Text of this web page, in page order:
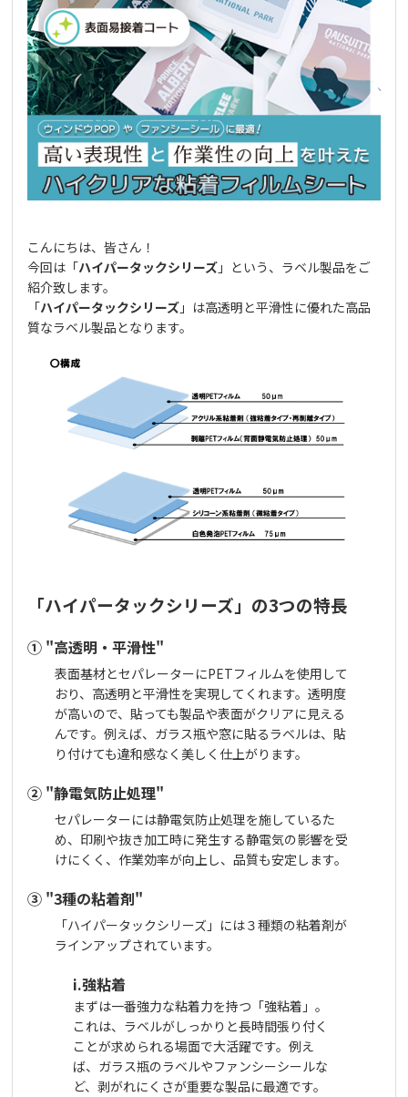
こんにちは、皆さん！
今回は「ハイパータックシリーズ 」という、ラベル製品をご
紹介致します。
「ハイパータックシリーズ 」は高透明と平滑性に優れた高品
質なラベル製品となります。
「ハイパータックシリーズ」の3つの特長
① "高透明・平滑性"
表面基材とセパレーターにPETフィルムを使用して
おり、高透明と平滑性を実現してくれます。透明度
が高いので、貼っても製品や表面がクリアに見える
んです。例えば、ガラス瓶や窓に貼るラベルは、貼
り付けても違和感なく美しく仕上がります。
② "静電気防止処理"
セパレーターには静電気防止処理を施しているた
め、印刷や抜き加工時に発生する静電気の影響を受
けにくく、作業効率が向上し、品質も安定します。
③ "3種の粘着剤"
「ハイパータックシリーズ」には３種類の粘着剤が
ラインアップされています。
i.強粘着
まずは一番強力な粘着力を持つ「強粘着」。
これは、ラベルがしっかりと長時間張り付く
ことが求められる場面で大活躍です。例え
ば、ガラス瓶のラベルやファンシーシールな
ど、剥がれにくさが重要な製品に最適です。